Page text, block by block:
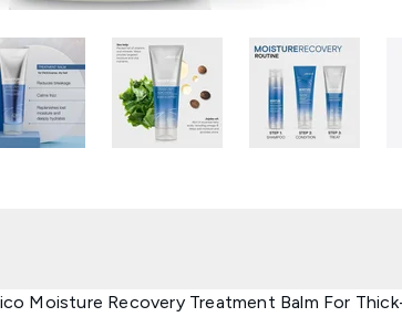
Moisture Recovery Treatment Balm For